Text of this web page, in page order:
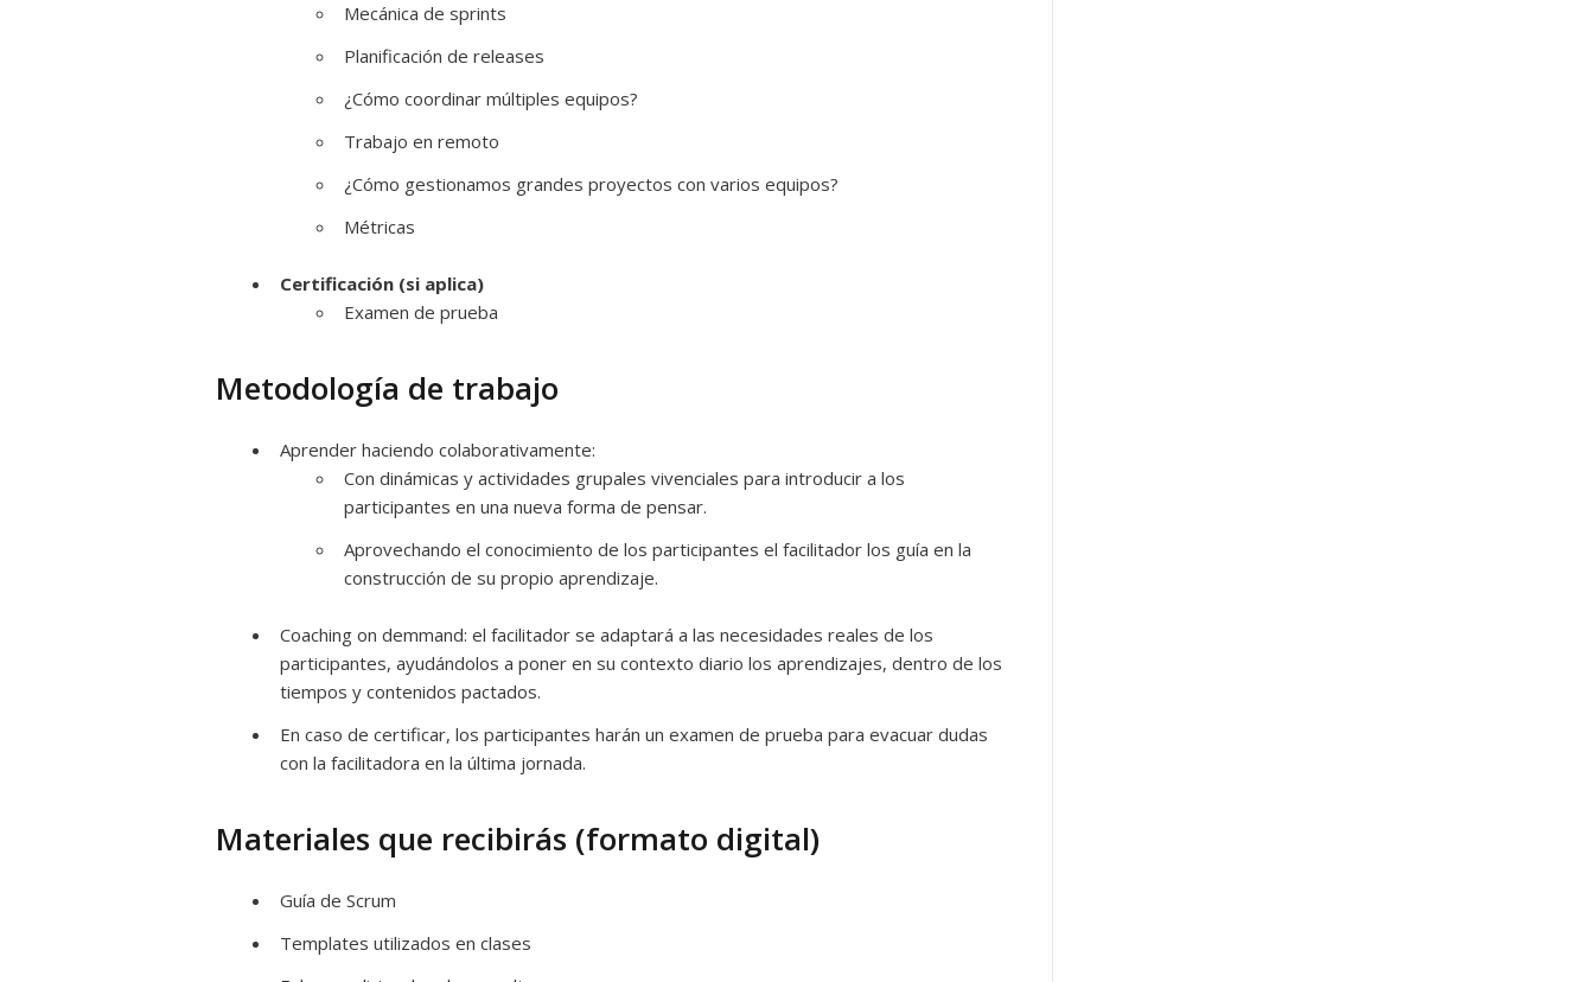
Mecánica de sprints
Planificación de releases
¿Cómo coordinar múltiples equipos?
Trabajo en remoto
¿Cómo gestionamos grandes proyectos con varios equipos?
Métricas
Certificación (si aplica)
Examen de prueba
Metodología de trabajo
Aprender haciendo colaborativamente:
Con dinámicas y actividades grupales vivenciales para introducir a los
participantes en una nueva forma de pensar.
Aprovechando el conocimiento de los participantes el facilitador los guía en la
construcción de su propio aprendizaje.
Coaching on demmand: el facilitador se adaptará a las necesidades reales de los
participantes, ayudándolos a poner en su contexto diario los aprendizajes, dentro de los
tiempos y contenidos pactados.
En caso de certificar, los participantes harán un examen de prueba para evacuar dudas
con la facilitadora en la última jornada.
Materiales que recibirás (formato digital)
Guía de Scrum
Templates utilizados en clases